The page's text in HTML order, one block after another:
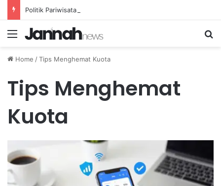
Menu
Home /Tips Menghemat Kuota
Tips Menghemat
Kuota